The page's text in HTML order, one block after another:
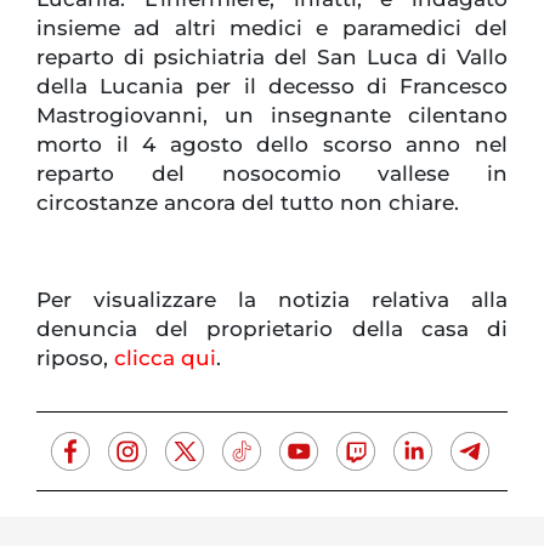
insieme ad altri medici e paramedici del
reparto di psichiatria del San Luca di Vallo
della Lucania per il decesso di Francesco
Mastrogiovanni, un insegnante cilentano
morto il 4 agosto dello scorso anno nel
reparto del nosocomio vallese in
circostanze ancora del tutto non chiare.
Per visualizzare la notizia relativa alla
denuncia del proprietario della casa di
riposo, clicca qui.